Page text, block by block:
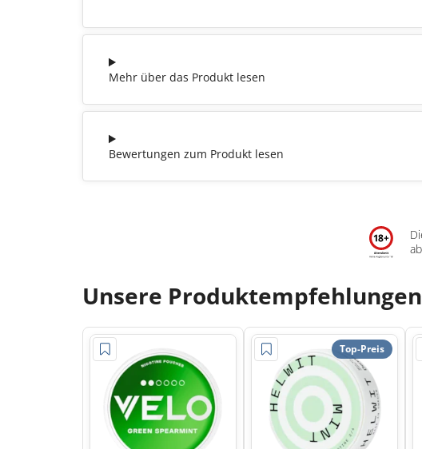
Mehr über das Produkt lesen
Bewertungen zum Produkt lesen
Unsere
Top-Preis